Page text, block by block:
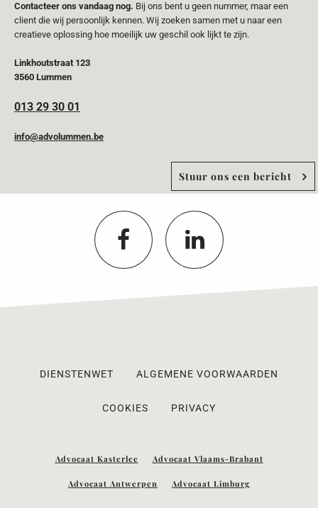
Contacteer ons vandaag nog. Bij ons bent u geen nummer, maar een
client die wij persoonlijk kennen. Wij zoeken samen met u naar een
creatieve oplossing hoe moeilijk uw geschil ook lijkt te zijn.
Linkhoutstraat 123
3560 Lummen
013 29 30 01
info@advolummen.be
Stuur ons een bericht
DIENSTENWET ALGEMENE VOORWAARDEN
COOKIES PRIVACY
Advocaat Kasterlee Advocaat Vlaams-Brabant
Advocaat Antwerpen Advocaat Limburg